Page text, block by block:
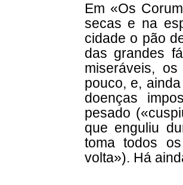
Em «Os
secas e na
cidade o pão
das grandes
miseráveis,
pouco, e,
doenças
pesado
que enguliu
toma todos
volta»). Há